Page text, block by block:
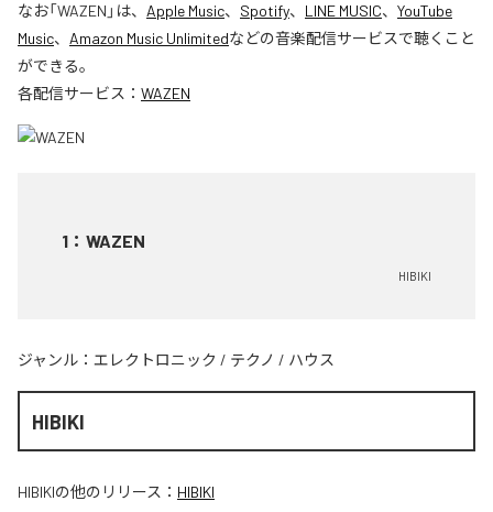
なお「WAZEN 」は、 Apple Music、 Spotify、 LINE MUSIC、 YouTube
Music、 Amazon Music Unlimitedなどの音楽配信サービスで聴くこと
ができる。
各配信サービス： WAZEN
1 ： WAZEN
HIBIKI
ジャンル： エレクトロニック / テクノ / ハウス
HIBIKI
HIBIKIの他のリリース： HIBIKI